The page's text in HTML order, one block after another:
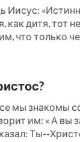
они
о том,
Господа
Иисус:
дитя, тот
что только
мы знакомы
им: « А вы
Ты--